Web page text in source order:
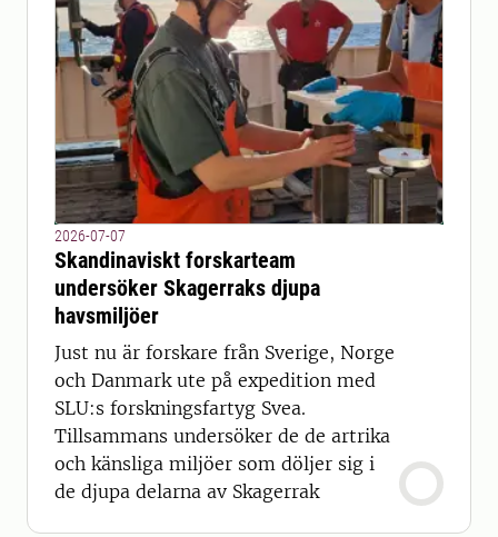
2026-07-07
Skandinaviskt forskarteam
undersöker Skagerraks djupa
havsmiljöer
Just nu är forskare från Sverige, Norge
och Danmark ute på expedition med
SLU:s forskningsfartyg Svea.
Tillsammans undersöker de de artrika
och känsliga miljöer som döljer sig i
de djupa delarna av Skagerrak